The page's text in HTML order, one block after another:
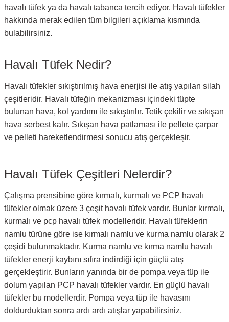
havalı tüfek ya da havalı tabanca tercih ediyor. Havalı tüfekler
hakkında merak edilen tüm bilgileri açıklama kısmında
bulabilirsiniz.
Havalı Tüfek Nedir?
Havalı tüfekler sıkıştırılmış hava enerjisi ile atış yapılan silah
çeşitleridir. Havalı tüfeğin mekanizması içindeki tüpte
bulunan hava, kol yardımı ile sıkıştırılır. Tetik çekilir ve sıkışan
hava serbest kalır. Sıkışan hava patlaması ile pellete çarpar
ve pelleti hareketlendirmesi sonucu atış gerçekleşir.
Havalı Tüfek Çeşitleri Nelerdir?
Çalışma prensibine göre kırmalı, kurmalı ve PCP havalı
tüfekler olmak üzere 3 çeşit havalı tüfek vardır. Bunlar kırmalı,
kurmalı ve pcp havalı tüfek modelleridir. Havalı tüfeklerin
namlu türüne göre ise kırmalı namlu ve kurma namlu olarak 2
çeşidi bulunmaktadır. Kurma namlu ve kırma namlu havalı
tüfekler enerji kaybını sıfıra indirdiği için güçlü atış
gerçekleştirir. Bunların yanında bir de pompa veya tüp ile
dolum yapılan PCP havalı tüfekler vardır. En güçlü havalı
tüfekler bu modellerdir. Pompa veya tüp ile havasını
doldurduktan sonra ardı ardı atışlar yapabilirsiniz.